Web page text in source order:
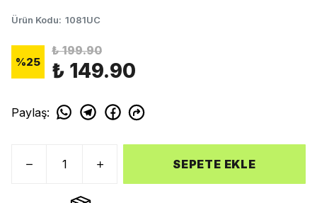
Ürün Kodu: 1081UC
%25
₺ 199.90
₺ 149.90
Paylaş:
SEPETE EKLE